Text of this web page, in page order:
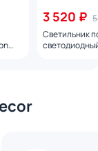
3 520 ₽
Светильник